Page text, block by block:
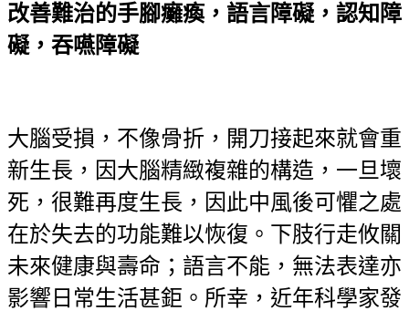
改善難治的手腳癱瘓，語言障礙，認知障
礙，吞嚥障礙
大腦受損，不像骨折，開刀接起來就會重
新生長，因大腦精緻複雜的構造，一旦壞
死，很難再度生長，因此中風後可懼之處
在於失去的功能難以恢復。下肢行走攸關
未來健康與壽命；語言不能，無法表達亦
影響日常生活甚鉅。所幸，近年科學家發